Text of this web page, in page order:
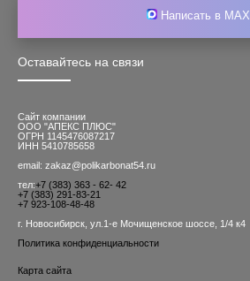
Оставайтесь на связи
Сайт компании
ООО "АПЕКС ПЛЮС"
ОГРН 1145476087217
ИНН 5410785658
email: zakaz@polikarbonat54.ru
тел:+7 (383) 363 - 62- 42
+7 (383) 291-83-21
+7 923-108-48-48
г. Новосибирск, ул.1-е Мочищенское шоссе, 1/4 к4
Политика конфиденциальности
Карта сайта
Написать в MAX